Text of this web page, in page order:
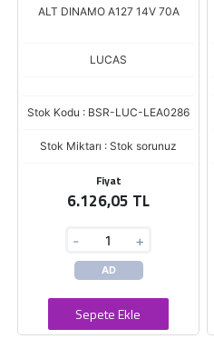
ALT DINAMO A127 14V 70A
LUCAS
Stok Kodu : BSR-LUC-LEA0286
Stok Miktarı : Stok sorunuz
Fiyat
6.126,05 TL
- +
AD
Sepete Ekle